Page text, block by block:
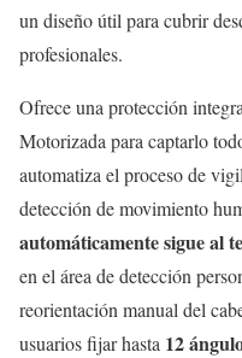
un diseño útil para cubrir
profesionales.
Ofrece una protección
Motorizada para captarlo
automatiza el proceso de
detección de movimiento
automáticamente sigue al
en el área de detección
reorientación manual del
usuarios fijar hasta 12